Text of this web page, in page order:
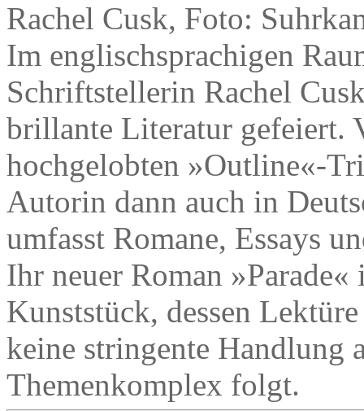
Rachel Cusk, Foto:
Im englischsprachigen
Schriftstellerin Rachel
brillante Literatur gefeiert.
hochgelobten »Outline«-
Autorin dann auch in
umfasst Romane, Essays
Ihr neuer Roman »Parade«
Kunststück, dessen
keine stringente Handlung
Themenkomplex folgt.